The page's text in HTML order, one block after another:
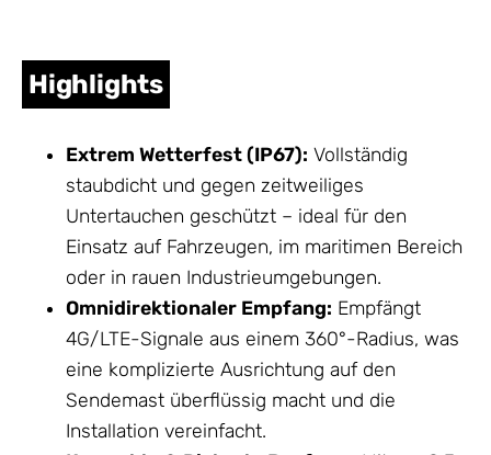
Highlights
Extrem Wetterfest (IP67): Vollständig
staubdicht und gegen zeitweiliges
Untertauchen geschützt – ideal für den
Einsatz auf Fahrzeugen, im maritimen Bereich
oder in rauen Industrieumgebungen.
Omnidirektionaler Empfang: Empfängt
4G/LTE-Signale aus einem 360°-Radius, was
eine komplizierte Ausrichtung auf den
Sendemast überflüssig macht und die
Installation vereinfacht.